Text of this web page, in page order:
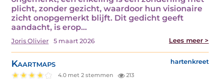
plicht, zonder gezicht, waardoor hun visionaire
zicht onopgemerkt blijft. Dit gedicht geeft
aandacht, is erop…
Joris Olivier 5 maart 2026 Lees meer >
Kaartmaps hartenkreet
4.0 met 2 stemmen 213